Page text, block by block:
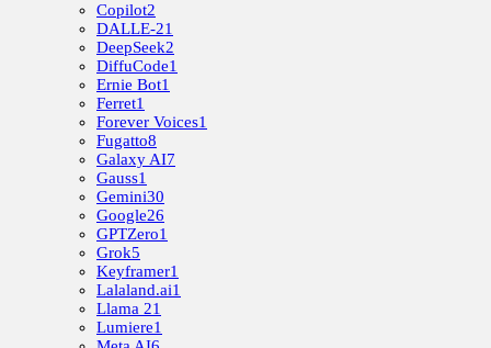
Copilot2
DALLE-21
DeepSeek2
DiffuCode1
Ernie Bot1
Ferret1
Forever Voices1
Fugatto8
Galaxy AI7
Gauss1
Gemini30
Google26
GPTZero1
Grok5
Keyframer1
Lalaland.ai1
Llama 21
Lumiere1